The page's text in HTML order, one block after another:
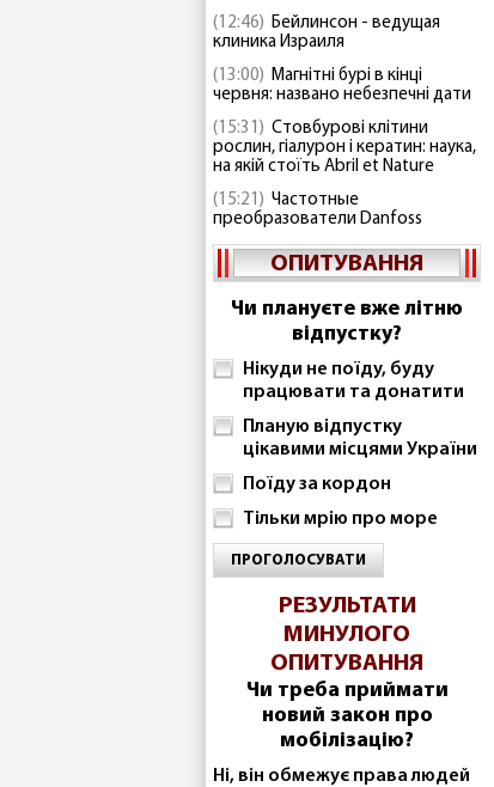
(12:46) Бейлинсон - ведущая
клиника Израиля
(13:00) Магнітні бурі в кінці
червня: названо небезпечні дати
(15:31) Стовбурові клітини
рослин, гіалурон і кератин: наука,
на якій стоїть Abril et Nature
(15:21) Частотные
преобразователи Danfoss
ОПИТУВАННЯ
Чи плануєте вже літню
відпустку?
Нікуди не поїду, буду
працювати та донатити
Планую відпустку
цікавими місцями України
Поїду за кордон
Тільки мрію про море
ПРОГОЛОСУВАТИ
РЕЗУЛЬТАТИ
МИНУЛОГО
ОПИТУВАННЯ
Чи треба приймати
новий закон про
мобілізацію?
Ні, він обмежує права людей